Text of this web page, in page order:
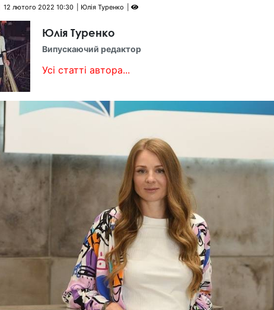
12 лютого 2022 10:30 Юлія Туренко
Юлія Туренко
Випускаючий редактор
Усі статті автора...